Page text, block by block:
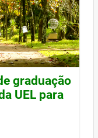
graduação
UEL para